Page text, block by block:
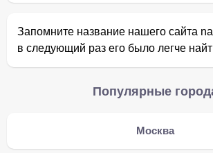
Запомните название нашего сайта
в следующий раз его было легче
Популярные
Москва